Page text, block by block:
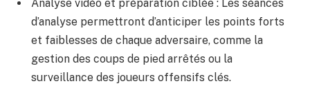
Analyse vidéo et préparation ciblée : Les séances
d’analyse permettront d’anticiper les points forts
et faiblesses de chaque adversaire, comme la
gestion des coups de pied arrêtés ou la
surveillance des joueurs offensifs clés.